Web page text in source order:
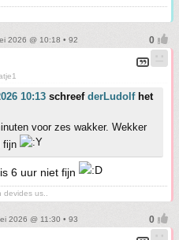
2026 @ 10:18 • 92
10:13 schreef derLudolfhet
voor zes wakker. Wekker
fijn
6 uur niet fijn
us..
2026 @ 11:30 • 93